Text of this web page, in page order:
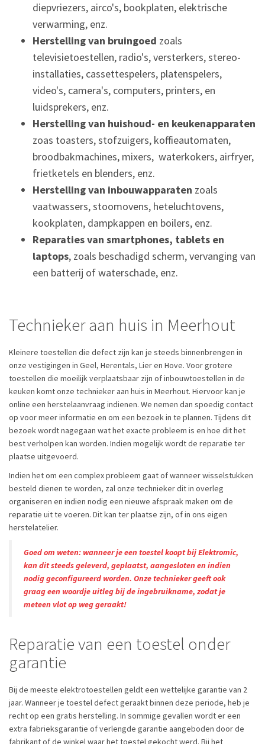
diepvriezers, airco's, bookplaten, elektrische
verwarming, enz.
Herstelling van bruingoed zoals
televisietoestellen, radio's, versterkers, stereo-
installaties, cassettespelers, platenspelers,
video's, camera's, computers, printers, en
luidsprekers, enz.
Herstelling van huishoud- en keukenapparaten
zoas toasters, stofzuigers, koffieautomaten,
broodbakmachines, mixers, waterkokers, airfryer,
frietketels en blenders, enz.
Herstelling van inbouwapparaten zoals
vaatwassers, stoomovens, heteluchtovens,
kookplaten, dampkappen en boilers, enz.
Reparaties van smartphones, tablets en
laptops, zoals beschadigd scherm, vervanging van
een batterij of waterschade, enz.
Technieker aan huis in Meerhout
Kleinere toestellen die defect zijn kan je steeds binnenbrengen in
onze vestigingen in Geel, Herentals, Lier en Hove. Voor grotere
toestellen die moeilijk verplaatsbaar zijn of inbouwtoestellen in de
keuken komt onze technieker aan huis in Meerhout. Hiervoor kan je
online een herstelaanvraag indienen. We nemen dan spoedig contact
op voor meer informatie en om een bezoek in te plannen. Tijdens dit
bezoek wordt nagegaan wat het exacte probleem is en hoe dit het
best verholpen kan worden. Indien mogelijk wordt de reparatie ter
plaatse uitgevoerd.
Indien het om een complex probleem gaat of wanneer wisselstukken
besteld dienen te worden, zal onze technieker dit in overleg
organiseren en indien nodig een nieuwe afspraak maken om de
reparatie uit te voeren. Dit kan ter plaatse zijn, of in ons eigen
herstelatelier.
Goed om weten: wanneer je een toestel koopt bij Elektromic,
kan dit steeds geleverd, geplaatst, aangesloten en indien
nodig geconfigureerd worden. Onze technieker geeft ook
graag een woordje uitleg bij de ingebruikname, zodat je
meteen vlot op weg geraakt!
Reparatie van een toestel onder
garantie
Bij de meeste elektrotoestellen geldt een wettelijke garantie van 2
jaar. Wanneer je toestel defect geraakt binnen deze periode, heb je
recht op een gratis herstelling. In sommige gevallen wordt er een
extra fabrieksgarantie of verlengde garantie aangeboden door de
fabrikant of de winkel waar het toestel gekocht werd. Bij het